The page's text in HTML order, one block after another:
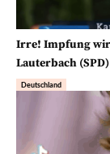
Irre! Impfung
Lauterbach
Deutschland